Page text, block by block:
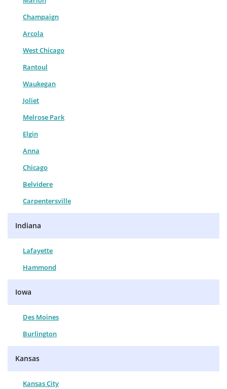
Champaign
Arcola
West Chicago
Rantoul
Waukegan
Joliet
Melrose Park
Elgin
Anna
Chicago
Belvidere
Carpentersville
Indiana
Lafayette
Hammond
Iowa
Des Moines
Burlington
Kansas
Kansas City